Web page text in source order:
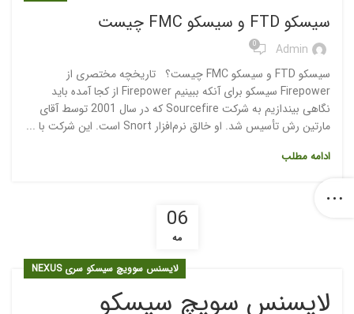
سیسکو FTD و سیسکو FMC چیست
Admin
0
سیسکو FTD و سیسکو FMC چیست؟ تاریخچه مختصری از
Firepower سیسکو برای آنکه ببینیم Firepower از کجا آمده باید
نگاهی بیندازیم به شرکت Sourcefire که در سال 2001 توسط آقای
مارتین رش تأسیس شد. او خالق نرم‌افزار Snort است. این شرکت با ...
ادامه مطلب
06
مه
لایسنس سوویچ سیسکو سری NEXUS
لایسنس سویچ سیسکو